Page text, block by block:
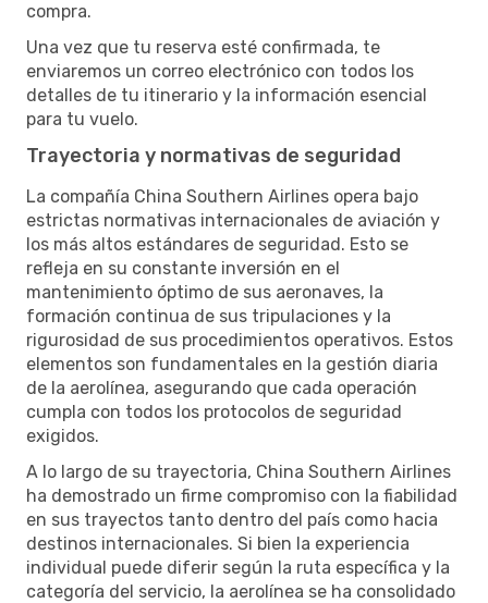
compra.
Una vez que tu reserva esté confirmada, te
enviaremos un correo electrónico con todos los
detalles de tu itinerario y la información esencial
para tu vuelo.
Trayectoria y normativas de seguridad
La compañía China Southern Airlines opera bajo
estrictas normativas internacionales de aviación y
los más altos estándares de seguridad. Esto se
refleja en su constante inversión en el
mantenimiento óptimo de sus aeronaves, la
formación continua de sus tripulaciones y la
rigurosidad de sus procedimientos operativos. Estos
elementos son fundamentales en la gestión diaria
de la aerolínea, asegurando que cada operación
cumpla con todos los protocolos de seguridad
exigidos.
A lo largo de su trayectoria, China Southern Airlines
ha demostrado un firme compromiso con la fiabilidad
en sus trayectos tanto dentro del país como hacia
destinos internacionales. Si bien la experiencia
individual puede diferir según la ruta específica y la
categoría del servicio, la aerolínea se ha consolidado